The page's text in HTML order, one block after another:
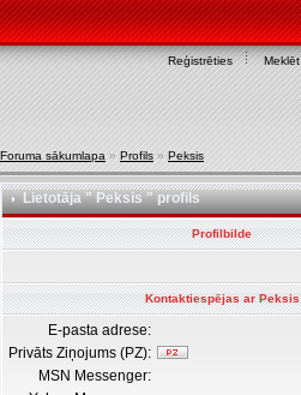
Reģistrēties Meklēt
Foruma sākumlapa » Profils » Peksis
Lietotāja " Peksis " profils
Profilbilde
Kontaktiespējas ar Peksis
E-pasta adrese:
Privāts Ziņojums (PZ):
MSN Messenger: